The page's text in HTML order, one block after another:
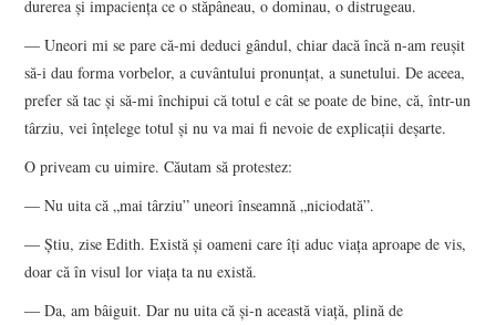
durerea şi impacienţa ce o stăpâneau, o dominau, o distrugeau.
― Uneori mi se pare că-mi deduci gândul, chiar dacă încă n-am reuşit
să-i dau forma vorbelor, a cuvântului pronunţat, a sunetului. De aceea,
prefer să tac şi să-mi închipui că totul e cât se poate de bine, că, într-un
târziu, vei înţelege totul şi nu va mai fi nevoie de explicaţii deşarte.
O priveam cu uimire. Căutam să protestez:
― Nu uita că „mai târziu” uneori înseamnă „niciodată”.
― Ştiu, zise Edith. Există şi oameni care îţi aduc viaţa aproape de vis,
doar că în visul lor viaţa ta nu există.
― Da, am bâiguit. Dar nu uita că şi-n această viaţă, plină de